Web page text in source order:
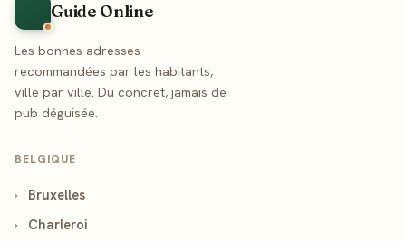
Guide Online
Les bonnes adresses
recommandées par les habitants,
ville par ville. Du concret, jamais de
pub déguisée.
BELGIQUE
›
Bruxelles
›
Charleroi